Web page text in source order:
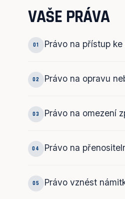
VAŠE PRÁVA
01 Právo na přístup
02 Právo na opravu
03 Právo na omezení
04 Právo na
05 Právo vznést